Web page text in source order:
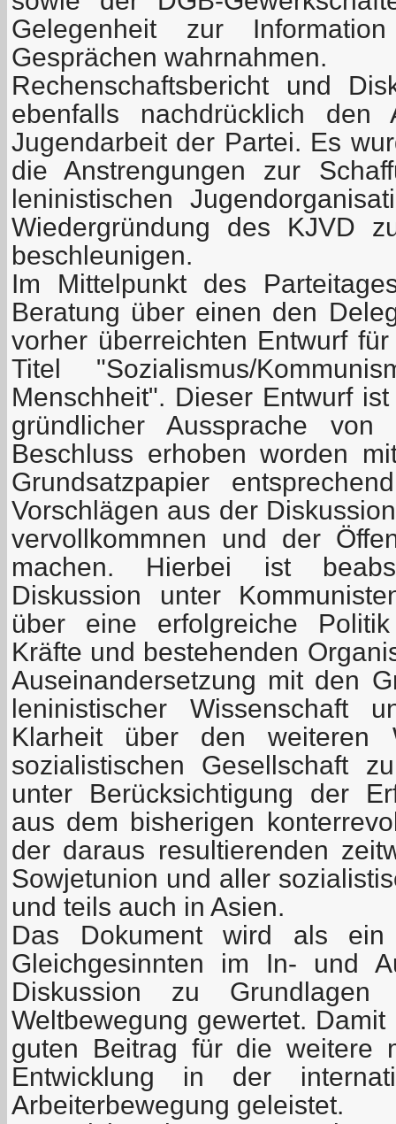
Gelegenheit zur
Gesprächen wahrnahmen.
Rechenschaftsbericht und
ebenfalls nachdrücklich den
Jugendarbeit der Partei. Es
die Anstrengungen zur
leninistischen
Wiedergründung des KJVD
beschleunigen.
Im Mittelpunkt des
Beratung über einen den
vorher überreichten Entwurf
Titel "Sozialismus/
Menschheit". Dieser Entwurf
gründlicher Aussprache
Beschluss erhoben worden
Grundsatzpapier
Vorschlägen aus der
vervollkommnen und der
machen. Hierbei ist
Diskussion unter
über eine erfolgreiche
Kräfte und bestehenden
Auseinandersetzung mit den
leninistischer Wissenschaft
Klarheit über den weiteren
sozialistischen Gesellschaft
unter Berücksichtigung der
aus dem bisherigen
der daraus resultierenden
Sowjetunion und aller
und teils auch in Asien.
Das Dokument wird als
Gleichgesinnten im In- und
Diskussion zu Grundlagen
Weltbewegung gewertet.
guten Beitrag für die weitere
Entwicklung in der
Arbeiterbewegung geleistet.